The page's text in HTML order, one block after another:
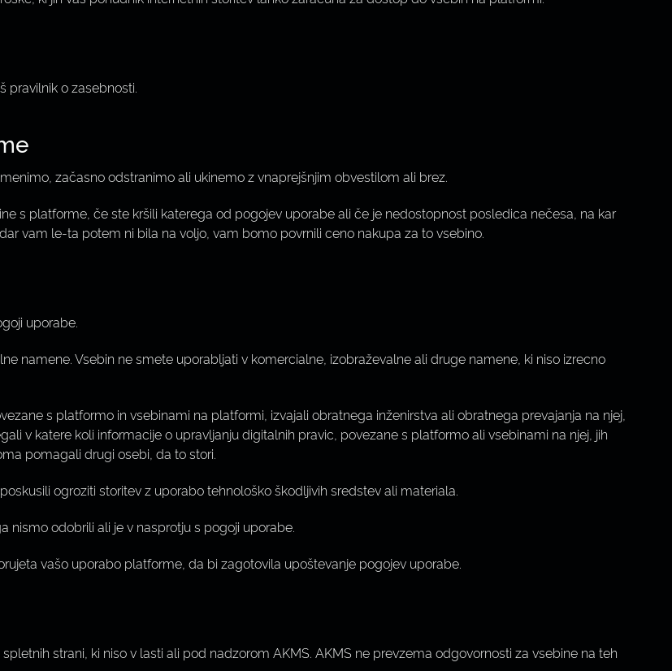
pravilnik o zasebnosti.
začasno odstranimo ali ukinemo z vnaprejšnjim obvestilom ali brez.
s platforme, če ste kršili katerega od pogojev uporabe ali če je nedostopnost posledica nečesa, na kar
vam le-ta potem ni bila na voljo, vam bomo povrnili ceno nakupa za to vsebino.
uporabe.
namene. Vsebin ne smete uporabljati v komercialne, izobraževalne ali druge namene, ki niso izrecno
s platformo in vsebinami na platformi, izvajali obratnega inženirstva ali obratnega prevajanja na njej,
v katere koli informacije o upravljanju digitalnih pravic, povezane s platformo ali vsebinami na njej, jih
pomagali drugi osebi, da to stori.
ogroziti storitev z uporabo tehnološko škodljivih sredstev ali materiala.
nismo odobrili ali je v nasprotju s pogoji uporabe.
vašo uporabo platforme, da bi zagotovila upoštevanje pogojev uporabe.
strani, ki niso v lasti ali pod nadzorom AKMS. AKMS ne prevzema odgovornosti za vsebine na teh